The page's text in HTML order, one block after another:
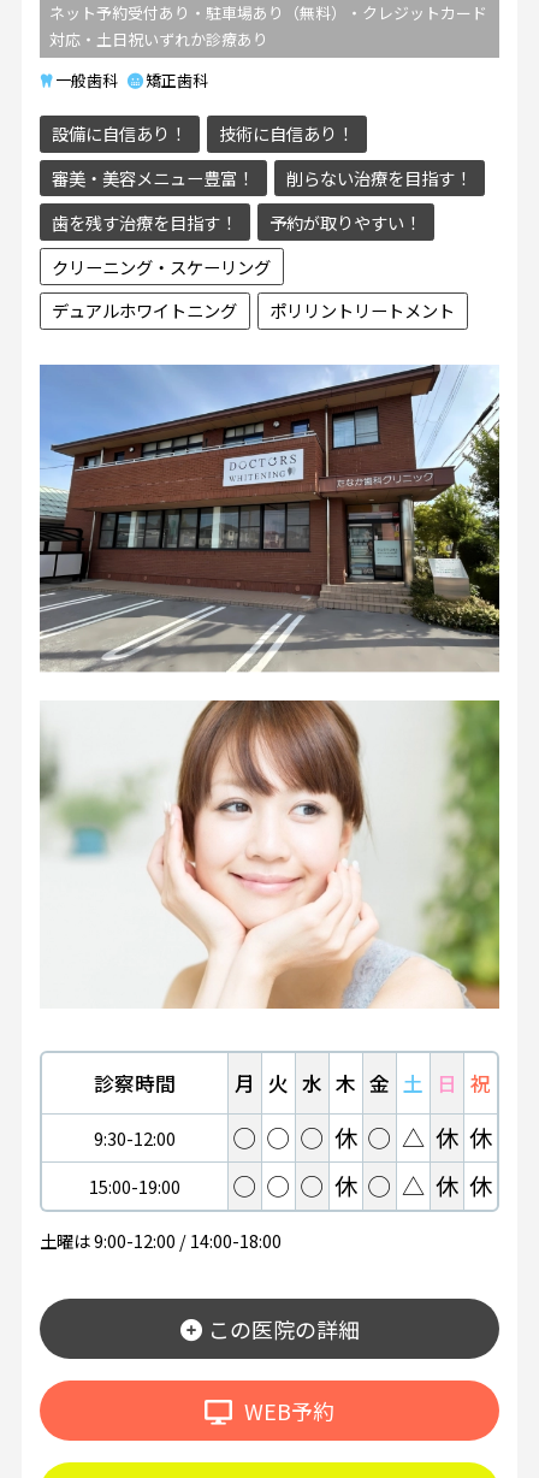
ネット予約受付あり・駐車場あり（無料）・クレジットカード
対応・土日祝いずれか診療あり
一般歯科
矯正歯科
設備に自信あり！
技術に自信あり！
審美・美容メニュー豊富！
削らない治療を目指す！
歯を残す治療を目指す！
予約が取りやすい！
クリーニング・スケーリング
デュアルホワイトニング
ポリリントリートメント
診察時間 月 火 水 木 金 土 日 祝
9:30-12:00 ◯ ◯ ◯ 休 ◯ △ 休 休
15:00-19:00 ◯ ◯ ◯ 休 ◯ △ 休 休
土曜は 9:00-12:00 / 14:00-18:00
この医院の詳細
WEB予約